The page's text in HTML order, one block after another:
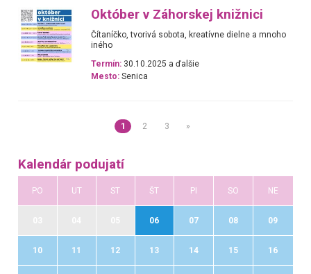
Október v Záhorskej knižnici
Čítaníčko, tvorivá sobota, kreatívne dielne a mnoho
iného
Termín: 30.10.2025 a ďalšie
Mesto: Senica
1 2 3 »
Kalendár podujatí
PO UT ST ŠT PI SO NE
06 07 08 09
10 11 12 13 14 15 16